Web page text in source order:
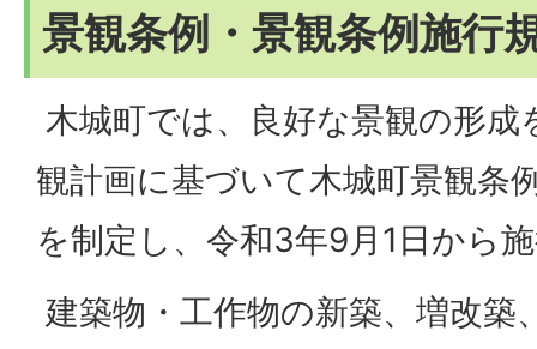
景観条例・景観条例施行
木城町では、良好な景観の形成
観計画に基づいて木城町景観条
を制定し、令和3年9月1日から
建築物・工作物の新築、増改築